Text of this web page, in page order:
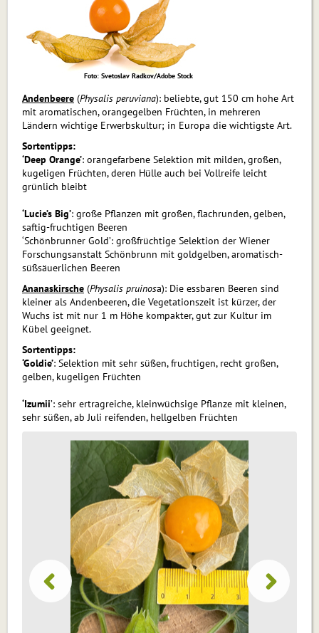
Foto: Svetoslav Radkov/Adobe Stock
Andenbeere (Physalis peruviana): beliebte, gut 150 cm hohe Art
mit aromatischen, orangegelben Früchten, in mehreren
Ländern wichtige Erwerbskultur; in Europa die wichtigste Art.
Sortentipps:
‘Deep Orange’: orangefarbene Selektion mit milden, großen,
kugeligen Früchten, deren Hülle auch bei Vollreife leicht
grünlich bleibt
‘Lucie’s Big’: große Pflanzen mit großen, flachrunden, gelben,
saftig-fruchtigen Beeren
‘Schönbrunner Gold’: großfrüchtige Selektion der Wiener
Forschungsanstalt Schönbrunn mit goldgelben, aromatisch-
süßsäuer­lichen Beeren
Ananaskirsche (Physalis pruinosa): Die essbaren Beeren sind
klei­ner als Andenbeeren, die Vegetationszeit ist kürzer, der
Wuchs ist mit nur 1 m Höhe kompakter, gut zur Kultur im
Kübel geeignet.
Sortentipps:
‘Goldie’: Selektion mit sehr süßen, fruchtigen, recht großen,
gelben, kugeligen Früchten
‘Izumii’: sehr ertragreiche, kleinwüchsige Pflanze mit kleinen,
sehr süßen, ab Juli reifenden, hellgelben Früchten